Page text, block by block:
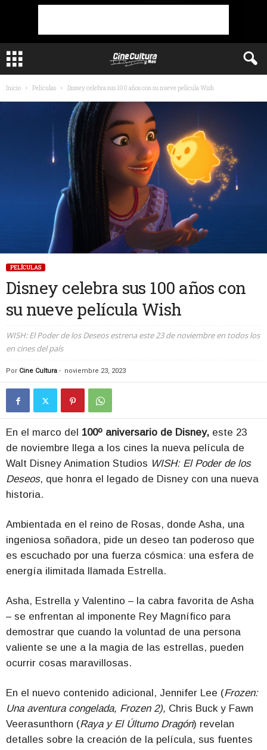
Inicio Películas Disney celebra sus 100 años con su nueve película Wish
PELÍCULAS
Disney celebra sus 100 años con
su nueve película Wish
WISH: El Poder de los Deseos estrena este 23 de noviembre en todos los
en cines del país
Por Cine Cultura - noviembre 23, 2023
En el marco del 100º aniversario de Disney, este 23
de noviembre llega a los cines la nueva película de
Walt Disney Animation Studios WISH: El Poder de los
Deseos, que honra el legado de Disney con una nueva
historia.
Ambientada en el reino de Rosas, donde Asha, una
ingeniosa soñadora, pide un deseo tan poderoso que
es escuchado por una fuerza cósmica: una esfera de
energía ilimitada llamada Estrella.
Asha, Estrella y Valentino – la cabra favorita de Asha
– se enfrentan al imponente Rey Magnífico para
demostrar que cuando la voluntad de una persona
valiente se une a la magia de las estrellas, pueden
ocurrir cosas maravillosas.
En el nuevo contenido adicional, Jennifer Lee (Frozen:
Una aventura congelada, Frozen 2), Chris Buck y Fawn
Veerasunthorn (Raya y El Últumo Dragón) revelan
detalles sobre la creación de la película, sus fuentes